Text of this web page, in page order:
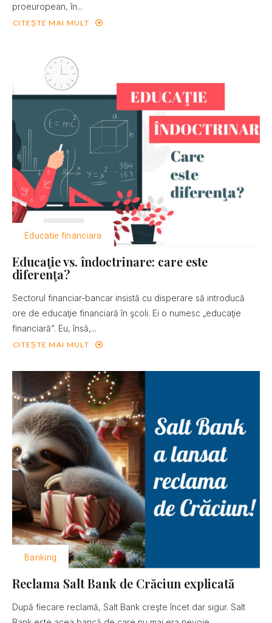
proeuropean, în...
CITEȘTE MAI MULT
Educatie financiara
Educaţie vs. îndoctrinare: care este
diferenţa?
Sectorul financiar-bancar insistă cu disperare să introducă
ore de educaţie financiară în şcoli. Ei o numesc „educaţie
financiară”. Eu, însă,...
CITEȘTE MAI MULT
Banking
Reclama Salt Bank de Crăciun explicată
După fiecare reclamă, Salt Bank creşte încet dar sigur. Salt